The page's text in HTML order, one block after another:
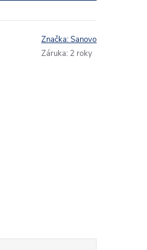
Značka:Sanovo
Záruka: 2 roky